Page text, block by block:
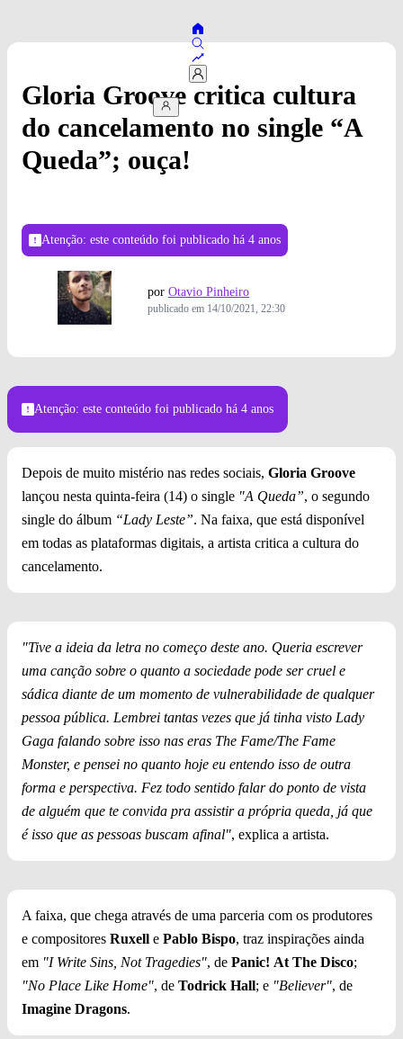
Gloria Groove critica cultura
do cancelamento no single “A
Queda”; ouça!
Atenção: este conteúdo foi publicado há 4 anos
por Otavio Pinheiro
publicado em 14/10/2021, 22:30
Foto: Divulgação/Gloria Groove
Atenção: este conteúdo foi publicado há 4 anos
Depois de muito mistério nas redes sociais, Gloria Groove
lançou nesta quinta-feira (14) o single "A Queda”, o segundo
single do álbum “Lady Leste”. Na faixa, que está disponível
em todas as plataformas digitais, a artista critica a cultura do
cancelamento.
"Tive a ideia da letra no começo deste ano. Queria escrever
uma canção sobre o quanto a sociedade pode ser cruel e
sádica diante de um momento de vulnerabilidade de qualquer
pessoa pública. Lembrei tantas vezes que já tinha visto Lady
Gaga falando sobre isso nas eras The Fame/The Fame
Monster, e pensei no quanto hoje eu entendo isso de outra
forma e perspectiva. Fez todo sentido falar do ponto de vista
de alguém que te convida pra assistir a própria queda, já que
é isso que as pessoas buscam afinal", explica a artista.
A faixa, que chega através de uma parceria com os produtores
e compositores Ruxell e Pablo Bispo, traz inspirações ainda
em "I Write Sins, Not Tragedies", de Panic! At The Disco;
"No Place Like Home", de Todrick Hall; e "Believer", de
Imagine Dragons.